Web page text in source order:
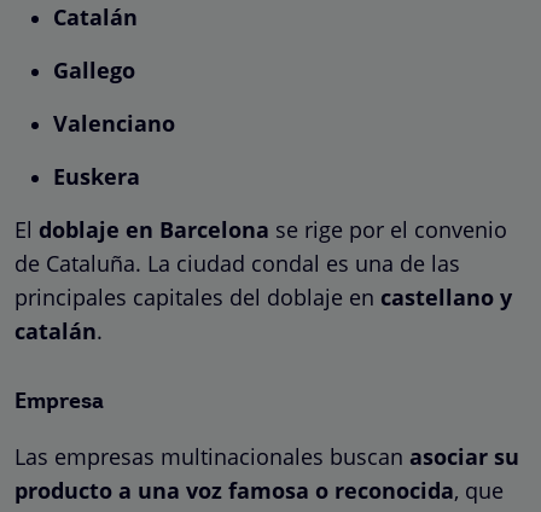
Catalán
Gallego
Valenciano
Euskera
El doblaje en Barcelona se rige por el convenio
de Cataluña. La ciudad condal es una de las
principales capitales del doblaje en castellano y
catalán.
Empresa
Las empresas multinacionales buscan asociar su
producto a una voz famosa o reconocida, que